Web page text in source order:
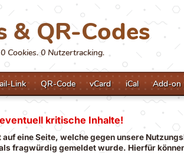
& QR-Codes
Cookies. 0 Nutzertracking.
Link QR-Code vCard iCal Add-on
kritische Inhalte!
eine Seite, welche gegen unsere
fragwürdig gemeldet wurde. Hierfür